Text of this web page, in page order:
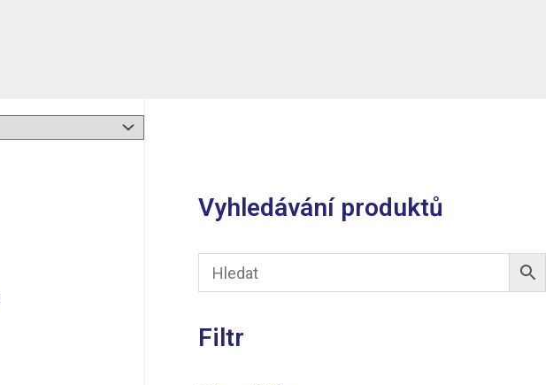
Vyhledávání produktů
Filtr